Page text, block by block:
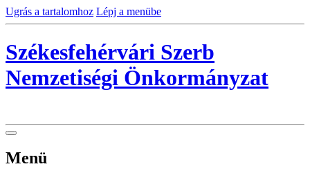
Ugrás a tartalomhoz Lépj a menübe
Székesfehérvári Szerb
Nemzetiségi Önkormányzat
Menü